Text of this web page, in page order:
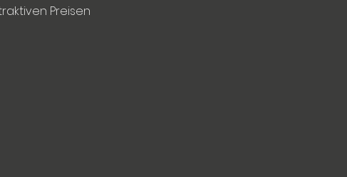
Preisen